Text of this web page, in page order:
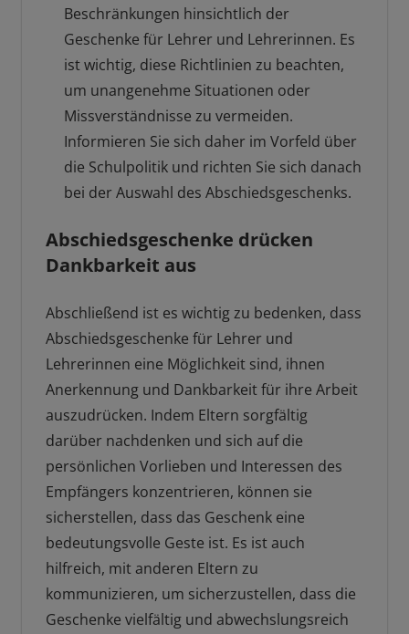
Beschränkungen hinsichtlich der
Geschenke für Lehrer und Lehrerinnen. Es
ist wichtig, diese Richtlinien zu beachten,
um unangenehme Situationen oder
Missverständnisse zu vermeiden.
Informieren Sie sich daher im Vorfeld über
die Schulpolitik und richten Sie sich danach
bei der Auswahl des Abschiedsgeschenks.
Abschiedsgeschenke drücken
Dankbarkeit aus
Abschließend ist es wichtig zu bedenken, dass
Abschiedsgeschenke für Lehrer und
Lehrerinnen eine Möglichkeit sind, ihnen
Anerkennung und Dankbarkeit für ihre Arbeit
auszudrücken. Indem Eltern sorgfältig
darüber nachdenken und sich auf die
persönlichen Vorlieben und Interessen des
Empfängers konzentrieren, können sie
sicherstellen, dass das Geschenk eine
bedeutungsvolle Geste ist. Es ist auch
hilfreich, mit anderen Eltern zu
kommunizieren, um sicherzustellen, dass die
Geschenke vielfältig und abwechslungsreich